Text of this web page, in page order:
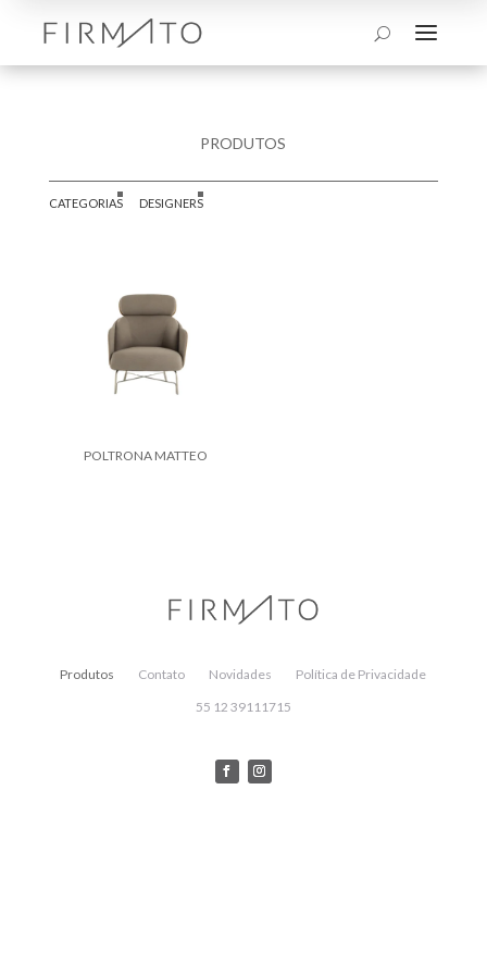
U a
PRODUTOS
CATEGORIAS DESIGNERS
POLTRONA MATTEO
Produtos Contato Novidades
Política de Privacidade
55 12 39111715